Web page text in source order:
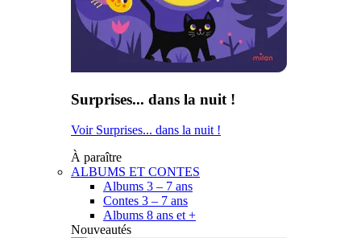
Surprises... dans la nuit !
Voir Surprises... dans la nuit !
À paraître
ALBUMS ET CONTES
Albums 3 – 7 ans
Contes 3 – 7 ans
Albums 8 ans et +
Nouveautés